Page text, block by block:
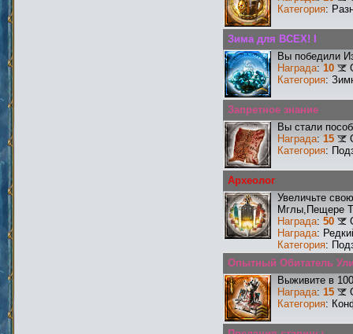
Категория:
Зима для ВСЕХ! I
Вы победили
Награда: 10
Категория:
Запретное знание
Вы стали
Награда: 15
Категория:
Археолог
Увеличьте
Мглы,Пещере
Награда: 50
Награда:
Категория:
Опытный Обитатель
Выживите в
Награда: 15
Категория: